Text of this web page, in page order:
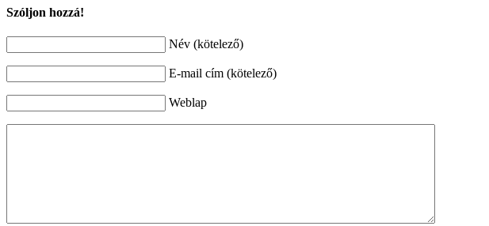
Szóljon hozzá!
Név (kötelező)
E-mail cím (kötelező)
Weblap